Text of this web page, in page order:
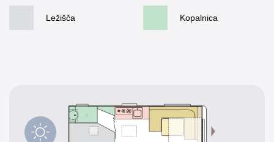
Ležišča Kopalnica